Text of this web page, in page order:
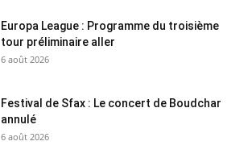
Europa League : Programme du troisième
tour préliminaire aller
6 août 2026
Festival de Sfax : Le concert de Boudchar
annulé
6 août 2026